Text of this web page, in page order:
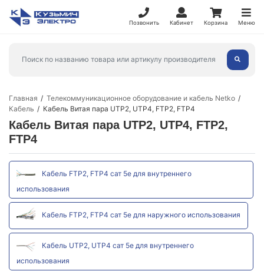
Позвонить Кабинет Корзина Меню
Главная
Телекоммуникационное оборудование и кабель Netko
Кабель
Кабель Витая пара UTP2, UTP4, FTP2, FTP4
Кабель Витая пара UTP2, UTP4, FTP2,
FTP4
Кабель FTP2, FTP4 сат 5е для внутреннего
использования
Кабель FTP2, FTP4 сат 5е для наружного использования
Кабель UTP2, UTP4 сат 5е для внутреннего
использования